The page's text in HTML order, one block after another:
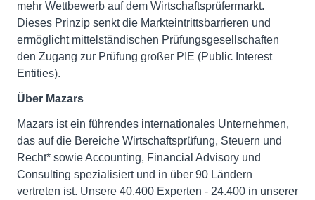
mehr Wettbewerb auf dem Wirtschaftsprüfermarkt.
Dieses Prinzip senkt die Markteintrittsbarrieren und
ermöglicht mittelständischen Prüfungsgesellschaften
den Zugang zur Prüfung großer PIE (Public Interest
Entities).
Über Mazars
Mazars ist ein führendes internationales Unternehmen,
das auf die Bereiche Wirtschaftsprüfung, Steuern und
Recht* sowie Accounting, Financial Advisory und
Consulting spezialisiert und in über 90 Ländern
vertreten ist. Unsere 40.400 Experten - 24.400 in unserer